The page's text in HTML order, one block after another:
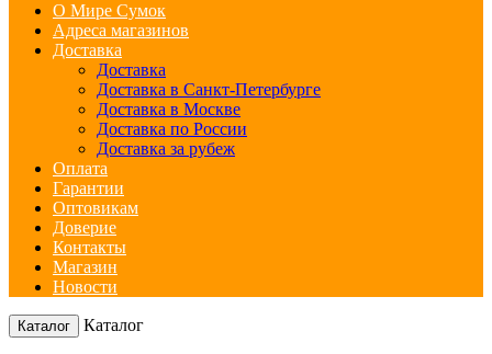
О Мире Сумок
Адреса магазинов
Доставка
Доставка
Доставка в Санкт-Петербурге
Доставка в Москве
Доставка по России
Доставка за рубеж
Оплата
Гарантии
Оптовикам
Доверие
Контакты
Магазин
Новости
Каталог Каталог